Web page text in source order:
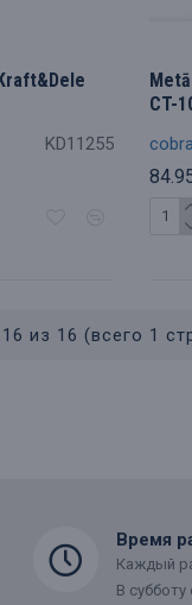
KD11255 cobra
CT-
из 16 (всего 1
Время
Каждый
В субботу